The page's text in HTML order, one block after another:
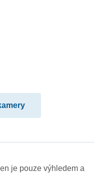
je pouze výhledem a